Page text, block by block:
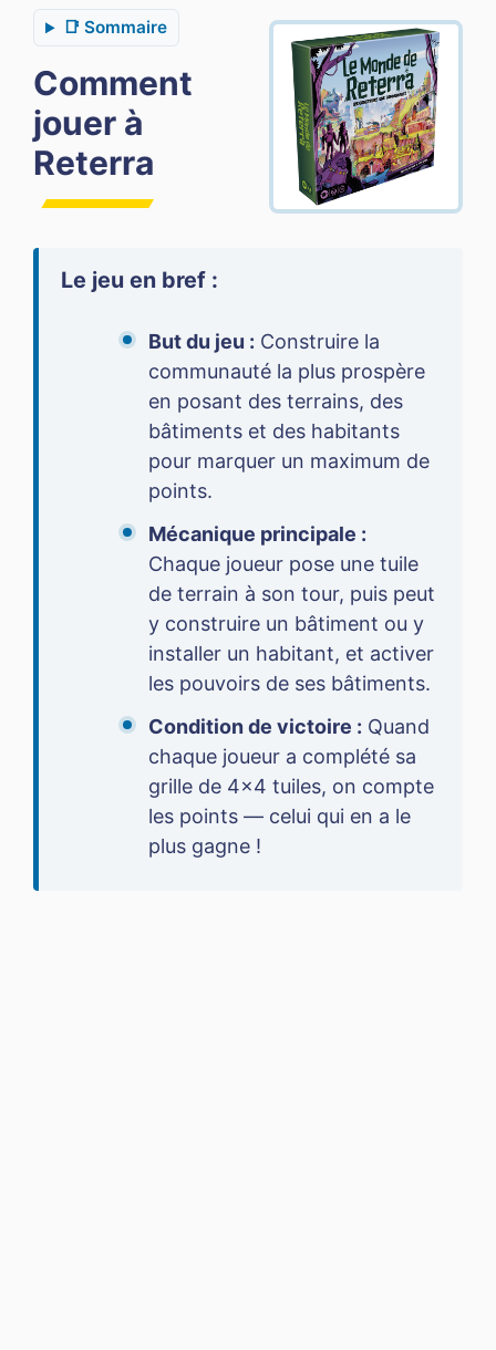
📑 Sommaire
Comment
jouer à
Reterra
Le jeu en bref :
But du jeu : Construire la
communauté la plus prospère
en posant des terrains, des
bâtiments et des habitants
pour marquer un maximum de
points.
Mécanique principale :
Chaque joueur pose une tuile
de terrain à son tour, puis peut
y construire un bâtiment ou y
installer un habitant, et activer
les pouvoirs de ses bâtiments.
Condition de victoire : Quand
chaque joueur a complété sa
grille de 4×4 tuiles, on compte
les points — celui qui en a le
plus gagne !